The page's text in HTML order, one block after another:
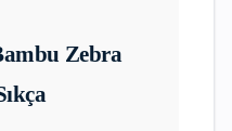
Zebra